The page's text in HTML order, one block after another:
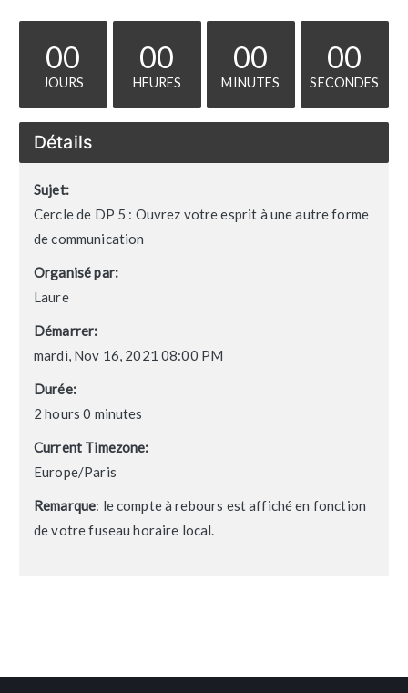
00
JOURS
00
HEURES
00
MINUTES
00
SECONDES
Détails
Sujet:
Cercle de DP 5 : Ouvrez votre esprit à une autre forme
de communication
Organisé par:
Laure
Démarrer:
mardi, Nov 16, 2021 08:00 PM
Durée:
2 hours 0 minutes
Current Timezone:
Europe/Paris
Remarque: le compte à rebours est affiché en fonction
de votre fuseau horaire local.